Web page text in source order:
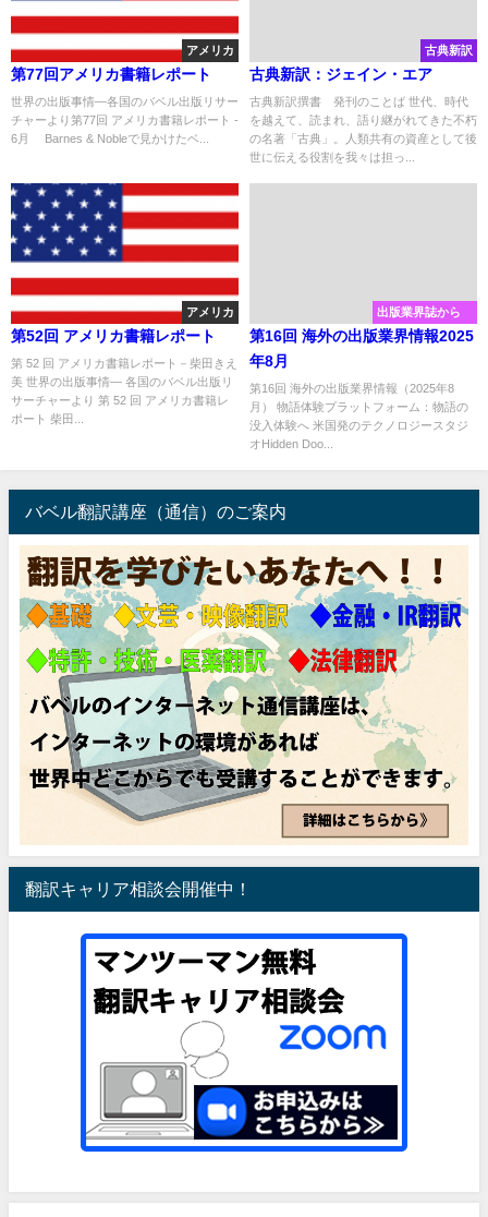
アメリカ
第77回アメリカ書籍レポート
世界の出版事情―各国のバベル出版リサー
チャーより第77回 アメリカ書籍レポート -
6月 Barnes & Nobleで見かけたベ...
古典新訳
古典新訳：ジェイン・エア
古典新訳撰書 発刊のことば 世代、時代
を越えて、読まれ、語り継がれてきた不朽
の名著「古典」。人類共有の資産として後
世に伝える役割を我々は担っ...
アメリカ
第52回 アメリカ書籍レポート
第 52 回 アメリカ書籍レポート－柴田きえ
美 世界の出版事情― 各国のバベル出版リ
サーチャーより 第 52 回 アメリカ書籍レ
ポート 柴田...
出版業界誌から
第16回 海外の出版業界情報2025
年8月
第16回 海外の出版業界情報（2025年8
月） 物語体験プラットフォーム：物語の
没入体験へ 米国発のテクノロジースタジ
オHidden Doo...
バベル翻訳講座（通信）のご案内
翻訳キャリア相談会開催中！